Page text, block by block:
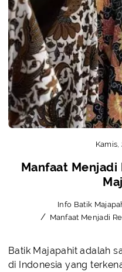
Manfaat
Info Batik
Manfaat Menjadi
Batik Majapahit adalah
di Indonesia yang